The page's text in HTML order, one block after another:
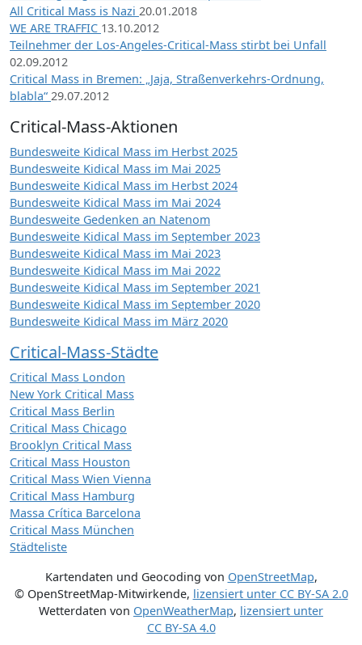
All Critical Mass is Nazi 20.01.2018
WE ARE TRAFFIC 13.10.2012
Teilnehmer der Los-Angeles-Critical-Mass stirbt bei Unfall
02.09.2012
Critical Mass in Bremen: „Jaja, Straßenverkehrs-Ordnung,
blabla“ 29.07.2012
Critical-Mass-Aktionen
Bundesweite Kidical Mass im Herbst 2025
Bundesweite Kidical Mass im Mai 2025
Bundesweite Kidical Mass im Herbst 2024
Bundesweite Kidical Mass im Mai 2024
Bundesweite Gedenken an Natenom
Bundesweite Kidical Mass im September 2023
Bundesweite Kidical Mass im Mai 2023
Bundesweite Kidical Mass im Mai 2022
Bundesweite Kidical Mass im September 2021
Bundesweite Kidical Mass im September 2020
Bundesweite Kidical Mass im März 2020
Critical-Mass-Städte
Critical Mass London
New York Critical Mass
Critical Mass Berlin
Critical Mass Chicago
Brooklyn Critical Mass
Critical Mass Houston
Critical Mass Wien Vienna
Critical Mass Hamburg
Massa Crítica Barcelona
Critical Mass München
Städteliste
Kartendaten und Geocoding von OpenStreetMap,
© OpenStreetMap-Mitwirkende, lizensiert unter CC BY-SA 2.0
Wetterdaten von OpenWeatherMap, lizensiert unter
CC BY-SA 4.0